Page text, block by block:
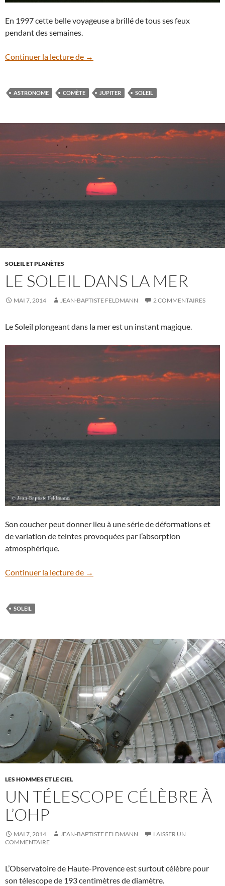
En 1997 cette belle voyageuse a brillé de tous ses feux
pendant des semaines.
Continuer la lecture de Souvenir de Hale-Bopp
→
ASTRONOME COMÈTE JUPITER SOLEIL
SOLEIL ET PLANÈTES
LE SOLEIL DANS LA MER
MAI 7, 2014 JEAN-BAPTISTE FELDMANN 2 COMMENTAIRES
Le Soleil plongeant dans la mer est un instant magique.
Son coucher peut donner lieu à une série de déformations et
de variation de teintes provoquées par l’absorption
atmosphérique.
Continuer la lecture de Le Soleil dans la mer
→
SOLEIL
LES HOMMES ET LE CIEL
UN TÉLESCOPE CÉLÈBRE À
L’OHP
MAI 7, 2014 JEAN-BAPTISTE FELDMANN
LAISSER UN
COMMENTAIRE
L’Observatoire de Haute-Provence est surtout célèbre pour
son télescope de 193 centimètres de diamètre.